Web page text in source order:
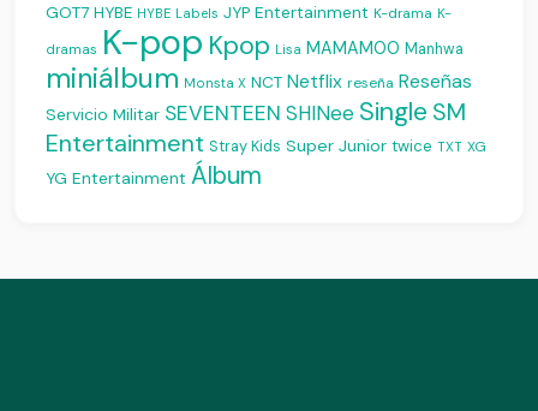
GOT7 HYBE HYBE Labels JYP Entertainment K-drama K-
dramas K-pop Kpop Lisa MAMAMOO Manhwa
miniálbum Monsta X NCT Netflix reseña Reseñas
Servicio Militar SEVENTEEN SHINee Single SM
Entertainment Stray Kids Super Junior twice TXT XG
YG Entertainment Álbum